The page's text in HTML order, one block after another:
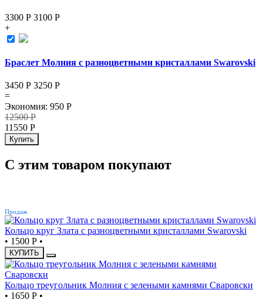
3300 Р 3100 Р
+
Браслет Молния с разноцветными кристаллами Swarovski
3450 Р 3250 Р
=
Экономия: 950 Р
12500Р
11550 Р
Купить
С этим товаром покупают
Продаж
Кольцо круг Злата с разноцветными кристаллами Swarovski
• 1500 Р •
КУПИТЬ
Кольцо треугольник Молния с зелеными камнями Сваровски
• 1650 Р •